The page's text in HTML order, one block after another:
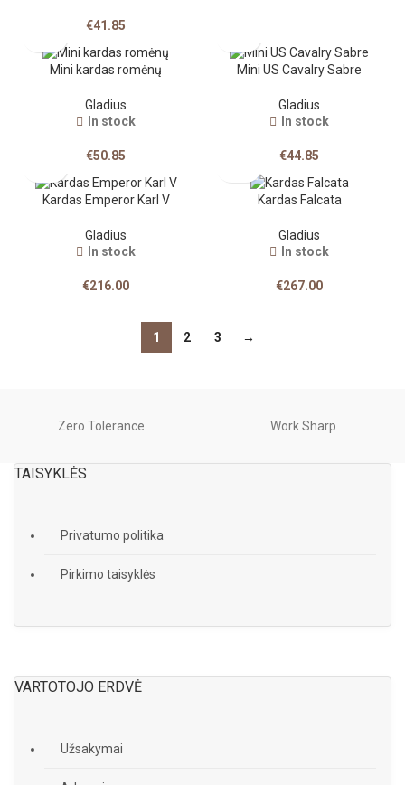
€41.85
Mini kardas romėnų
Gladius
In stock
€50.85
Mini US Cavalry Sabre
Gladius
In stock
€44.85
Kardas Emperor Karl V
Gladius
In stock
€216.00
Kardas Falcata
Gladius
In stock
€267.00
1 2 3 →
Zero Tolerance Work Sharp
TAISYKLĖS
Privatumo politika
Pirkimo taisyklės
VARTOTOJO ERDVĖ
Užsakymai